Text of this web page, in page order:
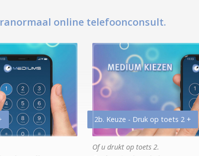
online telefoonconsult.
2b. Keuze - Druk op toets 2 +
Of u drukt op toets 2.